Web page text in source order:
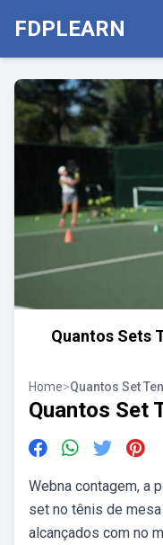
FDPLEARN
Quantos Sets
Home>Quantos Set
Quantos Set
Webna contagem, a
set no tênis de
alcançados com no